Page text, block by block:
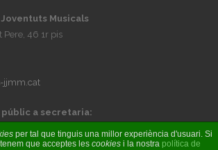
Musicals
Pere, 46 1r pis
jjmm.cat
públic a secretaria:
de 17h a 20h
per tal que tinguis una millor experiència d'usuari. Si
que acceptes les cookies i la nostra política de